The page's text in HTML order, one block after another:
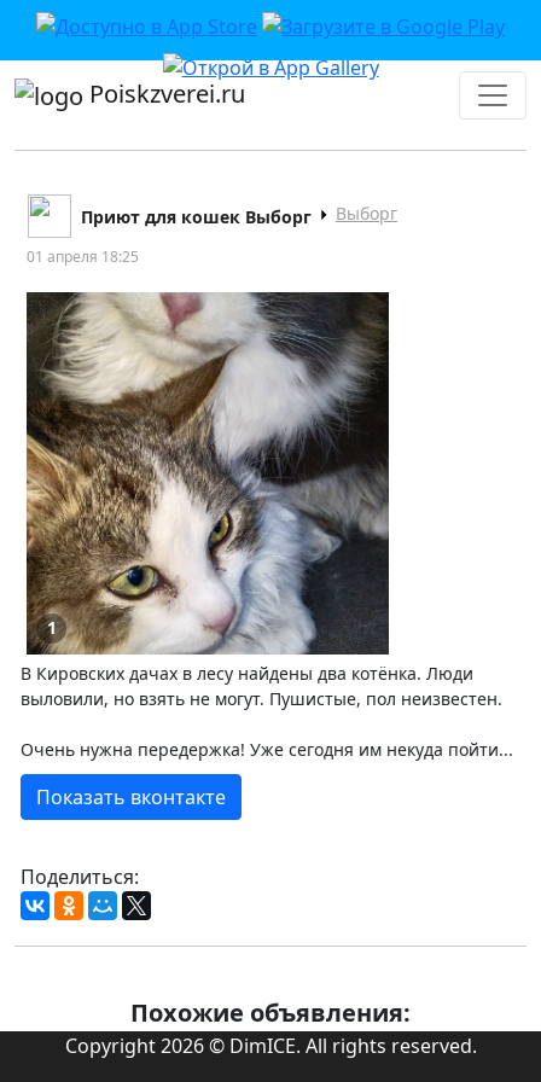
Poiskzverei.ru
Приют для кошек Выборг Выборг
01 апреля 18:25
1
В Кировских дачах в лесу найдены два котёнка. Люди
выловили, но взять не могут. Пушистые, пол неизвестен.
Очень нужна передержка! Уже сегодня им некуда пойти...
Показать вконтакте
Поделиться:
Похожие объявления:
Copyright 2026 © DimICE. All rights reserved.